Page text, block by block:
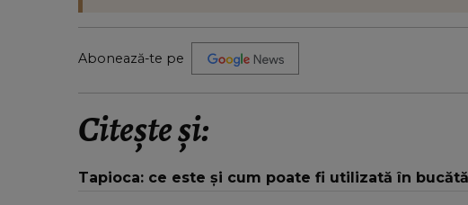
Abonează-te pe
Citește și:
Tapioca: ce este și cum poate fi utilizată în